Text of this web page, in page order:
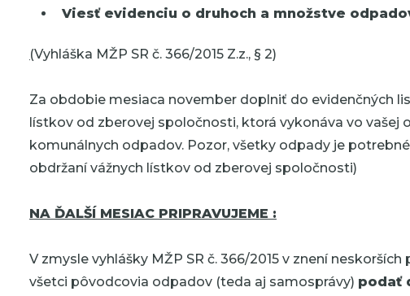
Viesť evidenciu o druhoch a množstve
(Vyhláška MŽP SR č. 366/2015 Z.z., § 2)
Za obdobie mesiaca november doplniť do evidenčných
lístkov od zberovej spoločnosti, ktorá vykonáva vo vašej
komunálnych odpadov. Pozor, všetky odpady je
obdržaní vážnych lístkov od zberovej spoločnosti)
NA ĎALŠÍ MESIAC PRIPRAVUJEME :
V zmysle vyhlášky MŽP SR č. 366/2015 v znení
všetci pôvodcovia odpadov (teda aj samosprávy) podať